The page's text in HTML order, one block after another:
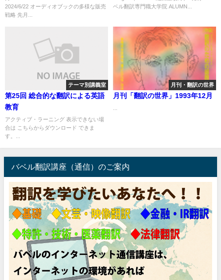
2024/6/22 オーディオブックの多様な販売
戦略 先月...
ベル翻訳専門職大学院 ALUMN...
テーマ別講義室
第25回 総合的な翻訳による英語
教育
アクティブ・ラーニング 表示できない場
合は こちらからダウンロード できま
す。...
月刊・翻訳の世界
月刊「翻訳の世界」1993年12月
バベル翻訳講座（通信）のご案内